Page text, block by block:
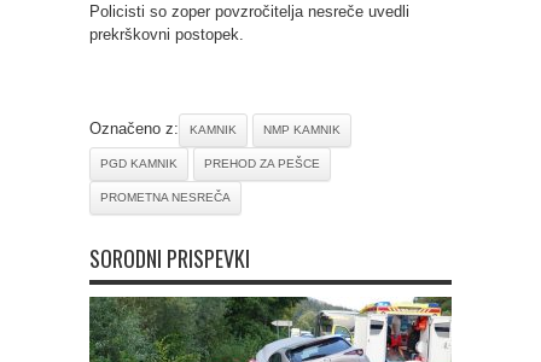
Policisti so zoper povzročitelja nesreče uvedli
prekrškovni postopek.
Označeno z: KAMNIK NMP KAMNIK
PGD KAMNIK PREHOD ZA PEŠCE
PROMETNA NESREČA
SORODNI PRISPEVKI